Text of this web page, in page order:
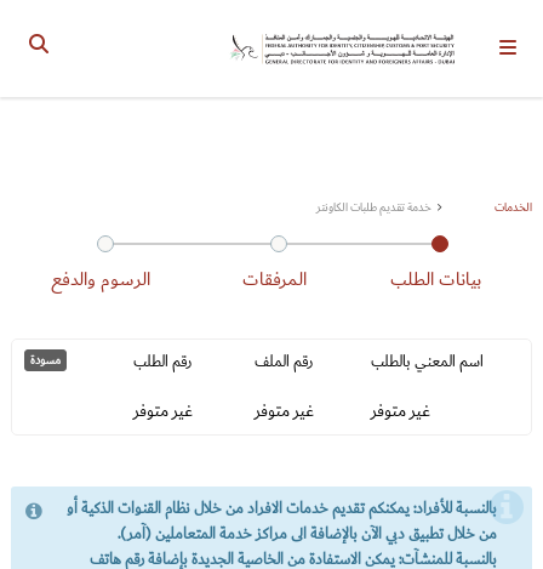
الإدارة العامة للهوية وشؤون الأجانب دبي
الخدمات خدمة تقديم طلبات الكاونتر
بيانات الطلب المرفقات الرسوم والدفع
اسم المعني بالطلب
غير متوفر
رقم الملف
غير متوفر
رقم الطلب
غير متوفر
مسودة
بالنسبة للأفراد: يمكنكم تقديم خدمات الافراد من خلال نظام القنوات الذكية أو
من خلال تطبيق دبي الآن بالإضافة الى مراكز خدمة المتعاملين (آمر).
بالنسبة للمنشآت: يمكن الاستفادة من الخاصية الجديدة بإضافة رقم هاتف